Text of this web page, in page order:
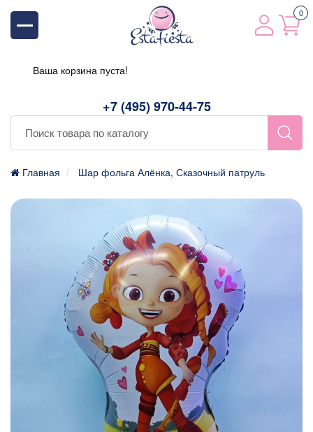
+7 (495) 970-44-75
0
Ваша корзина пуста!
Главная Шар фольга Алёнка, Сказочный патруль